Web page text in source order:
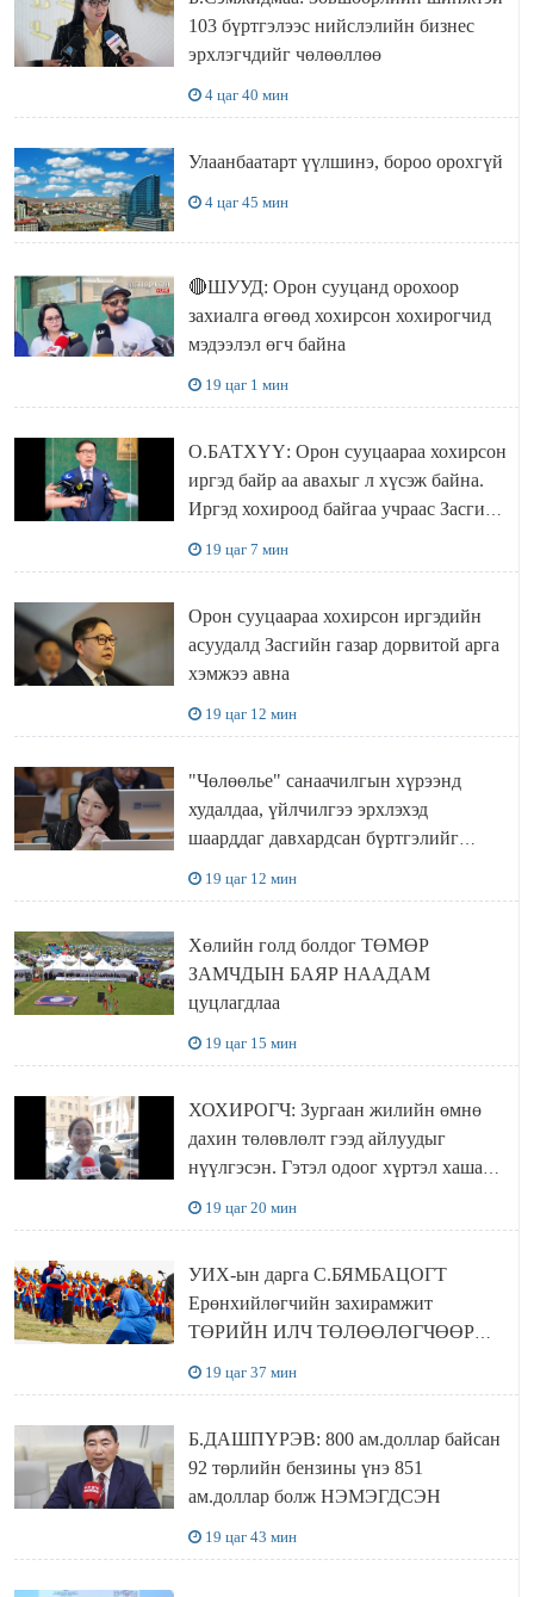
103 бүртгэлээс нийслэлийн бизнес
эрхлэгчдийг чөлөөллөө
4 цаг 40 мин
Улаанбаатарт үүлшинэ, бороо орохгүй
4 цаг 45 мин
🔴ШУУД: Орон сууцанд орохоор
захиалга өгөөд хохирсон хохирогчид
мэдээлэл өгч байна
19 цаг 1 мин
О.БАТХҮҮ: Орон сууцаараа хохирсон
иргэд байр аа авахыг л хүсэж байна.
Иргэд хохироод байгаа учраас Засгийн
19 цаг 7 мин
Орон сууцаараа хохирсон иргэдийн
асуудалд Засгийн газар дорвитой арга
хэмжээ авна
19 цаг 12 мин
"Чөлөөлье" санаачилгын хүрээнд
худалдаа, үйлчилгээ эрхлэхэд
шаарддаг давхардсан бүртгэлийг
19 цаг 12 мин
Хөлийн голд болдог ТӨМӨР
ЗАМЧДЫН БАЯР НААДАМ
цуцлагдлаа
19 цаг 15 мин
ХОХИРОГЧ: Зургаан жилийн өмнө
дахин төлөвлөлт гээд айлуудыг
нүүлгэсэн. Гэтэл одоог хүртэл хашаа
19 цаг 20 мин
УИХ-ын дарга С.БЯМБАЦОГТ
Ерөнхийлөгчийн захирамжит
ТӨРИЙН ИЛЧ ТӨЛӨӨЛӨГЧӨӨР
19 цаг 37 мин
Б.ДАШПҮРЭВ: 800 ам.доллар байсан
92 төрлийн бензины үнэ 851
ам.доллар болж НЭМЭГДСЭН
19 цаг 43 мин